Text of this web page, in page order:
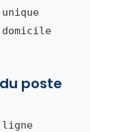
poste
ligne